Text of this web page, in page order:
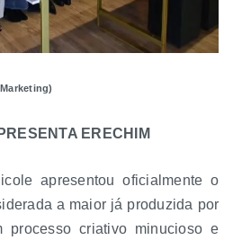
ERECHIM
apresentou oficialmente o
a maior já produzida por
criativo minucioso e